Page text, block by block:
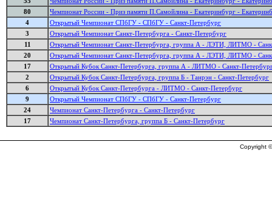
80
Чемпионат России - Приз памяти П.Самойлина - Екатеринбург -
4
Открытый Чемпионат СПбГУ - СПбГУ - Санкт-Петербург
3
Открытый Чемпионат Санкт-Петербурга - Санкт-Петербург
11
Открытый Чемпионат Санкт-Петербурга, группа А - ЛЭТИ, ЛИТМО -
20
Открытый Чемпионат Санкт-Петербурга, группа А - ЛЭТИ, ЛИТМО -
17
Открытый Кубок Санкт-Петербурга, группа А - ЛИТМО - Санкт-
2
Открытый Кубок Санкт-Петербурга, группа Б - Танрэн - Санкт-Петербург
6
Открытый Кубок Санкт-Петербурга - ЛИТМО - Санкт-Петербург
9
Открытый Чемпионат СПбГУ - СПбГУ - Санкт-Петербург
24
Чемпионат Санкт-Петербурга - Санкт-Петербург
17
Чемпионат Санкт-Петербурга, группа Б - Санкт-Петербург
Copyright